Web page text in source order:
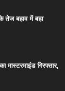
तेज बहाव में बहा
मास्टरमाइंड गिरफ्तार,